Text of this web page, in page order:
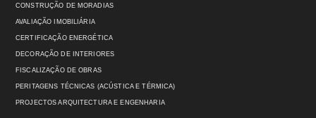
CONSTRUÇÃO DE MORADIAS
AVALIAÇÃO IMOBILIÁRIA
CERTIFICAÇÃO ENERGÉTICA
DECORAÇÃO DE INTERIORES
FISCALIZAÇÃO DE OBRAS
PERITAGENS TÉCNICAS (ACÚSTICA E TÉRMICA)
PROJECTOS ARQUITECTURA E ENGENHARIA